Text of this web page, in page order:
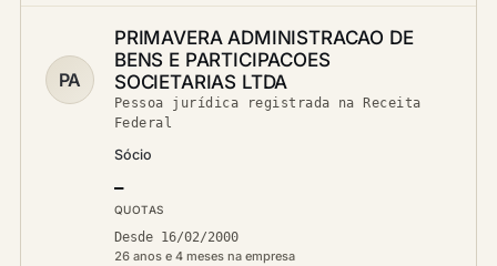
PA
PRIMAVERA ADMINISTRACAO DE
BENS E PARTICIPACOES
SOCIETARIAS LTDA
Pessoa jurídica registrada na Receita
Federal
Sócio
—
QUOTAS
Desde 16/02/2000
26 anos e 4 meses na empresa